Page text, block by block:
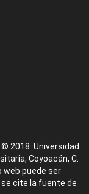
2018. Universidad
Coyoacán, C.
web puede ser
cite la fuente de